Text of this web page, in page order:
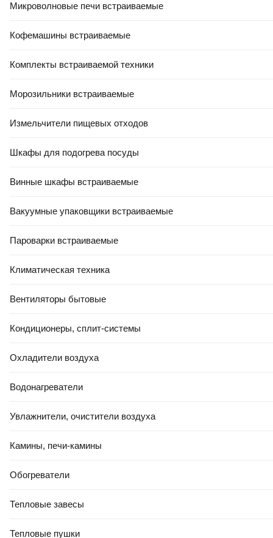
Микроволновые печи встраиваемые
Кофемашины встраиваемые
Комплекты встраиваемой техники
Морозильники встраиваемые
Измельчители пищевых отходов
Шкафы для подогрева посуды
Винные шкафы встраиваемые
Вакуумные упаковщики встраиваемые
Пароварки встраиваемые
Климатическая техника
Вентиляторы бытовые
Кондиционеры, сплит-системы
Охладители воздуха
Водонагреватели
Увлажнители, очистители воздуха
Камины, печи-камины
Обогреватели
Тепловые завесы
Тепловые пушки
Для стен
На фартук
Для печки
Фасадная
Для кладбища
Под камень
«Кабанчик»
20х60
40x40
60х60
Клинкерная